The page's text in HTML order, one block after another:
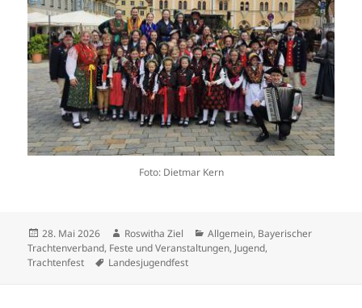
Foto: Dietmar Kern
Veröffentlicht
am
28. Mai 2026 Autor
Roswitha Ziel Kategorien
Allgemein, Bayerischer
Trachtenverband, Feste und Veranstaltungen, Jugend,
Trachtenfest
Schlagwörter
Landesjugendfest